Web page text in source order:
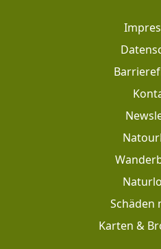
Footer: Meta Navigation
Schäden
Karten &